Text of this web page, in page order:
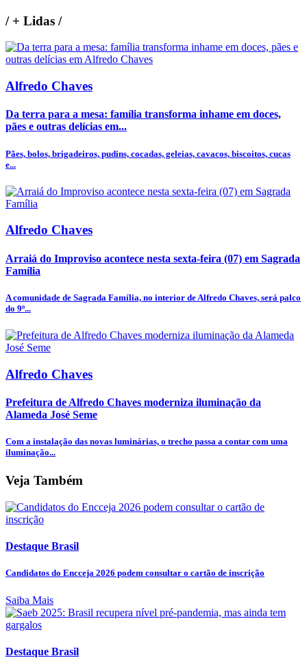
/+ Lidas /
Alfredo Chaves
Da terra para a mesa: família transforma inhame em doces,
pães e outras delícias em...
Pães, bolos, brigadeiros, pudins, cocadas, geleias, cavacos, biscoitos, cucas
e...
Alfredo Chaves
Arraiá do Improviso acontece nesta sexta-feira (07) em Sagrada
Família
A comunidade de Sagrada Família, no interior de Alfredo Chaves, será palco
do 9º...
Alfredo Chaves
Prefeitura de Alfredo Chaves moderniza iluminação da
Alameda José Seme
Com a instalação das novas luminárias, o trecho passa a contar com uma
iluminação...
Veja Também
Destaque Brasil
Candidatos do Encceja 2026 podem consultar o cartão de inscrição
Saiba Mais
Destaque Brasil